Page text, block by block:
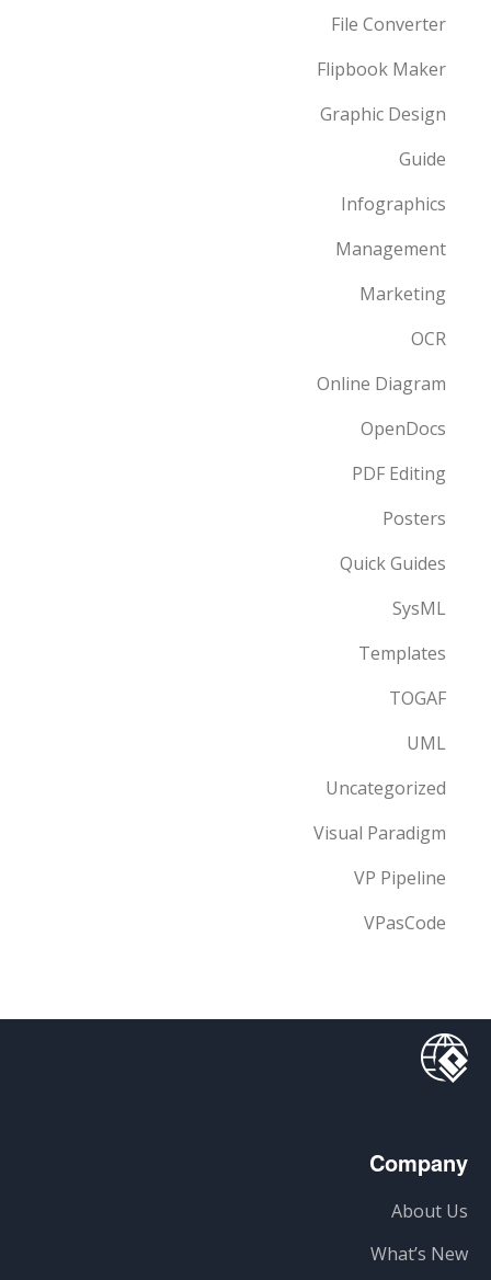
File Converter
Flipbook Maker
Graphic Design
Guide
Infographics
Management
Marketing
OCR
Online Diagram
OpenDocs
PDF Editing
Posters
Quick Guides
SysML
Templates
TOGAF
UML
Uncategorized
Visual Paradigm
VP Pipeline
VPasCode
Company
About Us
What’s New